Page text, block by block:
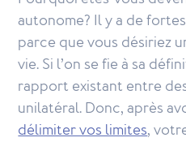
autonome? Il y a de
parce que vous désiriez
vie. Si l’on se fie à sa
rapport existant entre
unilatéral. Donc, après
délimiter vos limites,